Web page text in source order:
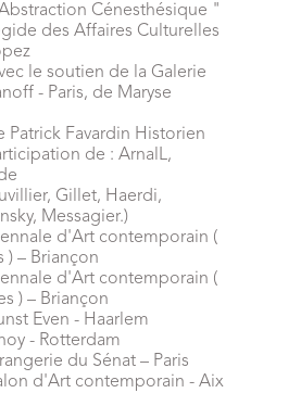
Cénesthésique "
des Affaires Culturelles
soutien de la Galerie
- Paris, de Maryse
Favardin Historien
de : ArnalL,
Gillet, Haerdi,
Messagier.)
d'Art contemporain (
) – Briançon
d'Art contemporain (
) – Briançon
Even - Haarlem
Rotterdam
du Sénat – Paris
d'Art contemporain - Aix